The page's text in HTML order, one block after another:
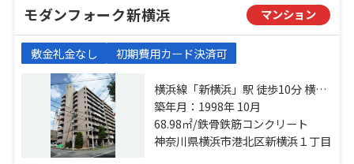
モダンフォーク新横浜 マンション
敷金礼金なし 初期費用カード決済可
横浜線「新横浜」駅 徒歩10分 横浜
線「小机」駅 徒歩14分 ブルーライ
ン「岸根公園」駅 徒歩19分
築年月：1998年 10月
68.98㎡/鉄骨鉄筋コンクリート
神奈川県横浜市港北区新横浜１丁目